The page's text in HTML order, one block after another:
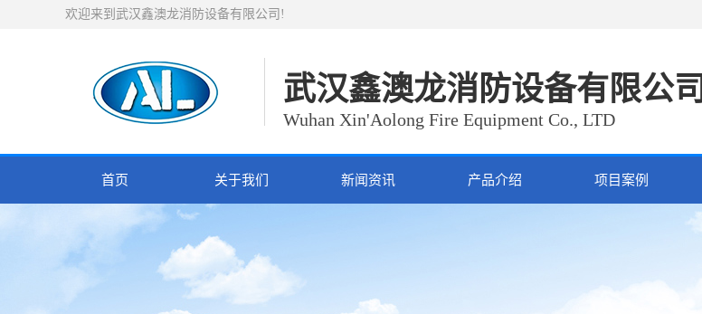
欢迎来到武汉鑫澳龙消防设备有限公司!
武汉鑫澳龙消防设备有限公司
Wuhan Xin'Aolong Fire Equipment Co., LTD
首页 关于我们 新闻资讯 产品介绍 项目案例